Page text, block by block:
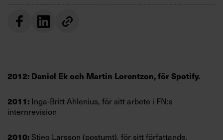
Annonsera
Villkor och policy för
personuppgiftsbehandling
Sök
2012: Daniel Ek och Martin Lorentzon, för Spotify.
2011: Inga-Britt Ahlenius, för sitt arbete i FN:s
internrevision
2010: Stieg Larsson (postumt), för sitt författande.